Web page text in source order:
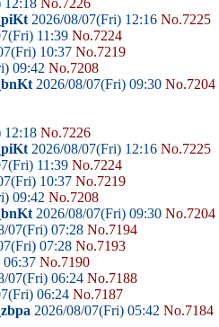
12:18 No.7226
2026/08/07(Fri) 12:16 No.7225
11:39 No.7224
10:37 No.7219
09:42 No.7208
2026/08/07(Fri) 09:30 No.7204
12:18 No.7226
2026/08/07(Fri) 12:16 No.7225
11:39 No.7224
10:37 No.7219
09:42 No.7208
2026/08/07(Fri) 09:30 No.7204
07(Fri) 07:28 No.7194
07:28 No.7193
06:37 No.7190
07(Fri) 06:24 No.7188
06:24 No.7187
2026/08/07(Fri) 05:42 No.7184